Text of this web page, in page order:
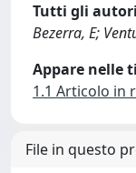
Tutti gli autori
Bezerra, E;
Appare nelle
1.1 Articolo in
File in questo